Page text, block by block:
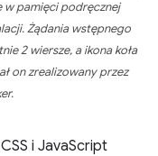
w pamięci podręcznej
Żądania wstępnego
2 wiersze, a ikona koła
on zrealizowany przez
i JavaScript